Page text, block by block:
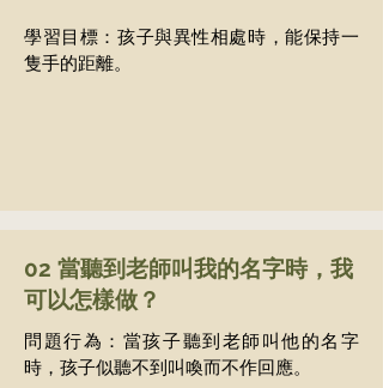
學習目標：孩子與異性相處時，能保持一
隻手的距離。
02 當聽到老師叫我的名字時，我
可以怎樣做？
問題行為：當孩子聽到老師叫他的名字
時，孩子似聽不到叫喚而不作回應。